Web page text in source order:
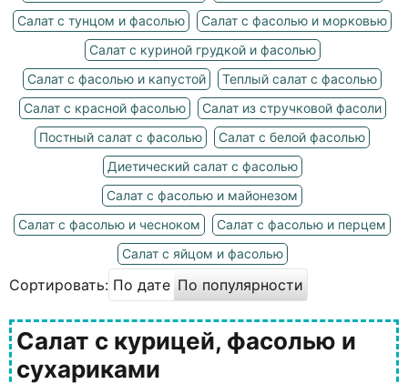
Салат с тунцом и фасолью
Салат с фасолью и морковью
Салат с куриной грудкой и фасолью
Салат с фасолью и капустой
Теплый салат с фасолью
Салат с красной фасолью
Салат из стручковой фасоли
Постный салат с фасолью
Салат с белой фасолью
Диетический салат с фасолью
Салат с фасолью и майонезом
Салат с фасолью и чесноком
Салат с фасолью и перцем
Салат с яйцом и фасолью
Сортировать: По дате По популярности
Салат с курицей, фасолью и
сухариками